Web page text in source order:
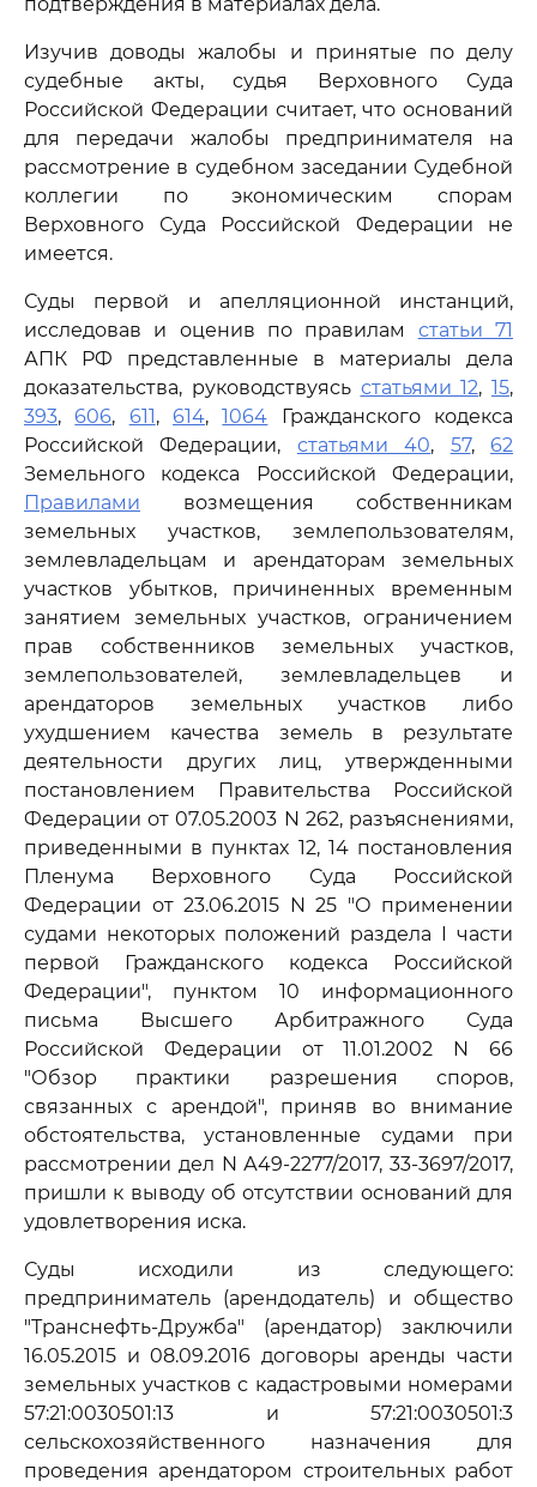
Изучив доводы жалобы и принятые по делу
судебные акты, судья Верховного Суда
Российской Федерации считает, что оснований
для передачи жалобы предпринимателя на
рассмотрение в судебном заседании Судебной
коллегии по экономическим спорам
Верховного Суда Российской Федерации не
имеется.
Суды первой и апелляционной инстанций,
исследовав и оценив по правилам статьи 71
АПК РФ представленные в материалы дела
доказательства, руководствуясь статьями 12, 15,
393,606, 611,614,1064 Гражданского кодекса
Российской Федерации, статьями 40, 57,62
Земельного кодекса Российской Федерации,
Правилами возмещения собственникам
земельных участков, землепользователям,
землевладельцам и арендаторам земельных
участков убытков, причиненных временным
занятием земельных участков, ограничением
прав собственников земельных участков,
землепользователей, землевладельцев и
арендаторов земельных участков либо
ухудшением качества земель в результате
деятельности других лиц, утвержденными
постановлением Правительства Российской
Федерации от 07.05.2003 N 262, разъяснениями,
приведенными в пунктах 12, 14 постановления
Пленума Верховного Суда Российской
Федерации от 23.06.2015 N 25 "О применении
судами некоторых положений раздела I части
первой Гражданского кодекса Российской
Федерации", пунктом 10 информационного
письма Высшего Арбитражного Суда
Российской Федерации от 11.01.2002 N 66
"Обзор практики разрешения споров,
связанных с арендой", приняв во внимание
обстоятельства, установленные судами при
рассмотрении дел N А49-2277/2017, 33-3697/2017,
пришли к выводу об отсутствии оснований для
удовлетворения иска.
Суды исходили из следующего:
предприниматель (арендодатель) и общество
"Транснефть-Дружба" (арендатор) заключили
16.05.2015 и 08.09.2016 договоры аренды части
земельных участков с кадастровыми номерами
57:21:0030501:13 и 57:21:0030501:3
сельскохозяйственного назначения для
проведения арендатором строительных работ